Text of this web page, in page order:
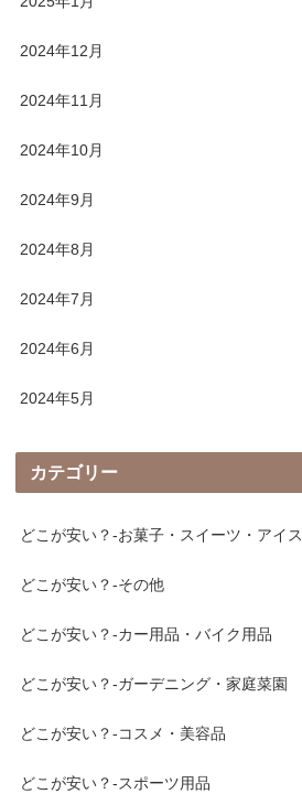
2024年12月
2024年11月
2024年10月
2024年9月
2024年8月
2024年7月
2024年6月
2024年5月
カテゴリー
どこが安い？-お菓子・スイーツ・アイス
どこが安い？-その他
どこが安い？-カー用品・バイク用品
どこが安い？-ガーデニング・家庭菜園
どこが安い？-コスメ・美容品
どこが安い？-スポーツ用品